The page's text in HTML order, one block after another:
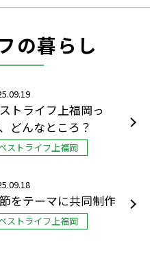
の暮らし
トライフ上福岡っ
どんなところ？
ストライフ上福岡
をテーマに共同制作
ストライフ上福岡